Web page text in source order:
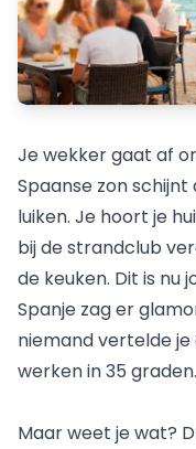
Je wekker gaat af
Spaanse zon
luiken. Je hoort je
bij de strandclub
de keuken. Dit is nu
Spanje zag er
niemand vertelde
werken in 35
Maar weet je wat?